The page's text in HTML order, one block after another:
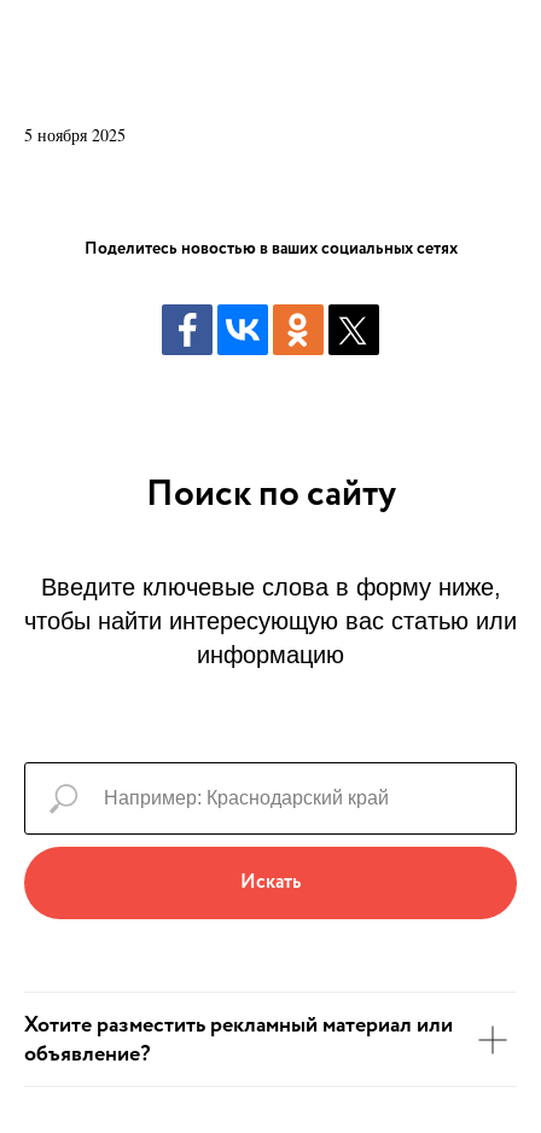
5 ноября 2025
Поделитесь новостью в ваших социальных сетях
Поиск по сайту
Введите ключевые слова в форму ниже,
чтобы найти интересующую вас статью или
информацию
Искать
Хотите разместить рекламный материал или
объявление?